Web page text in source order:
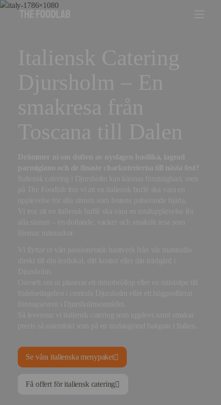
Se våra italienska menypaket
Få offert för italiensk catering